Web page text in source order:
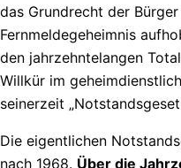
das Grundrecht der
Fernmeldegeheimnis
den jahrzehntelangen
Willkür im
seinerzeit
Die eigentlichen
nach 1968. Über die